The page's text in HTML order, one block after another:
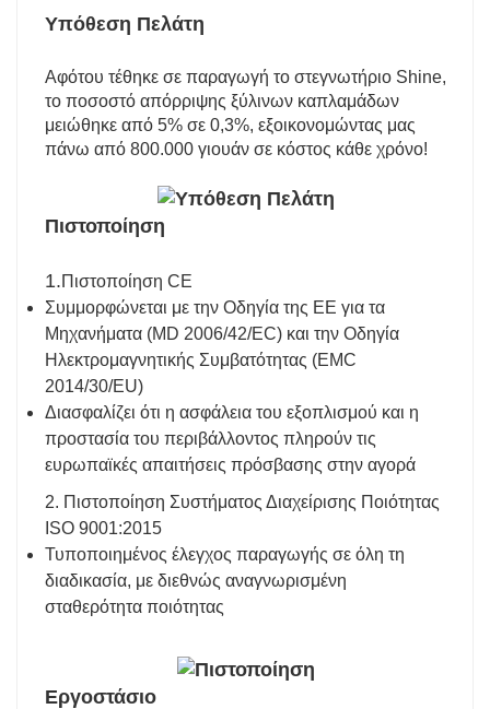
Υπόθεση Πελάτη
Αφότου τέθηκε σε παραγωγή το στεγνωτήριο Shine,
το ποσοστό απόρριψης ξύλινων καπλαμάδων
μειώθηκε από 5% σε 0,3%, εξοικονομώντας μας
πάνω από 800.000 γιουάν σε κόστος κάθε χρόνο!
Πιστοποίηση
1. Πιστοποίηση CE
Συμμορφώνεται με την Οδηγία της ΕΕ για τα
Μηχανήματα (MD 2006/42/EC) και την Οδηγία
Ηλεκτρομαγνητικής Συμβατότητας (EMC
2014/30/EU)
Διασφαλίζει ότι η ασφάλεια του εξοπλισμού και η
προστασία του περιβάλλοντος πληρούν τις
ευρωπαϊκές απαιτήσεις πρόσβασης στην αγορά
2. Πιστοποίηση Συστήματος Διαχείρισης Ποιότητας
ISO 9001:2015
Τυποποιημένος έλεγχος παραγωγής σε όλη τη
διαδικασία, με διεθνώς αναγνωρισμένη
σταθερότητα ποιότητας
Εργοστάσιο